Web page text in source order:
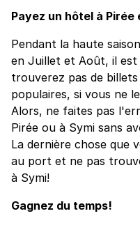
Payez un hôtel à
Pendant la haute
en Juillet et Août, il
trouverez pas de
populaires, si vous ne
Alors, ne faites pas
Pirée ou à Symi sans
La dernière chose que
au port et ne pas
à Symi!
Gagnez du temps!